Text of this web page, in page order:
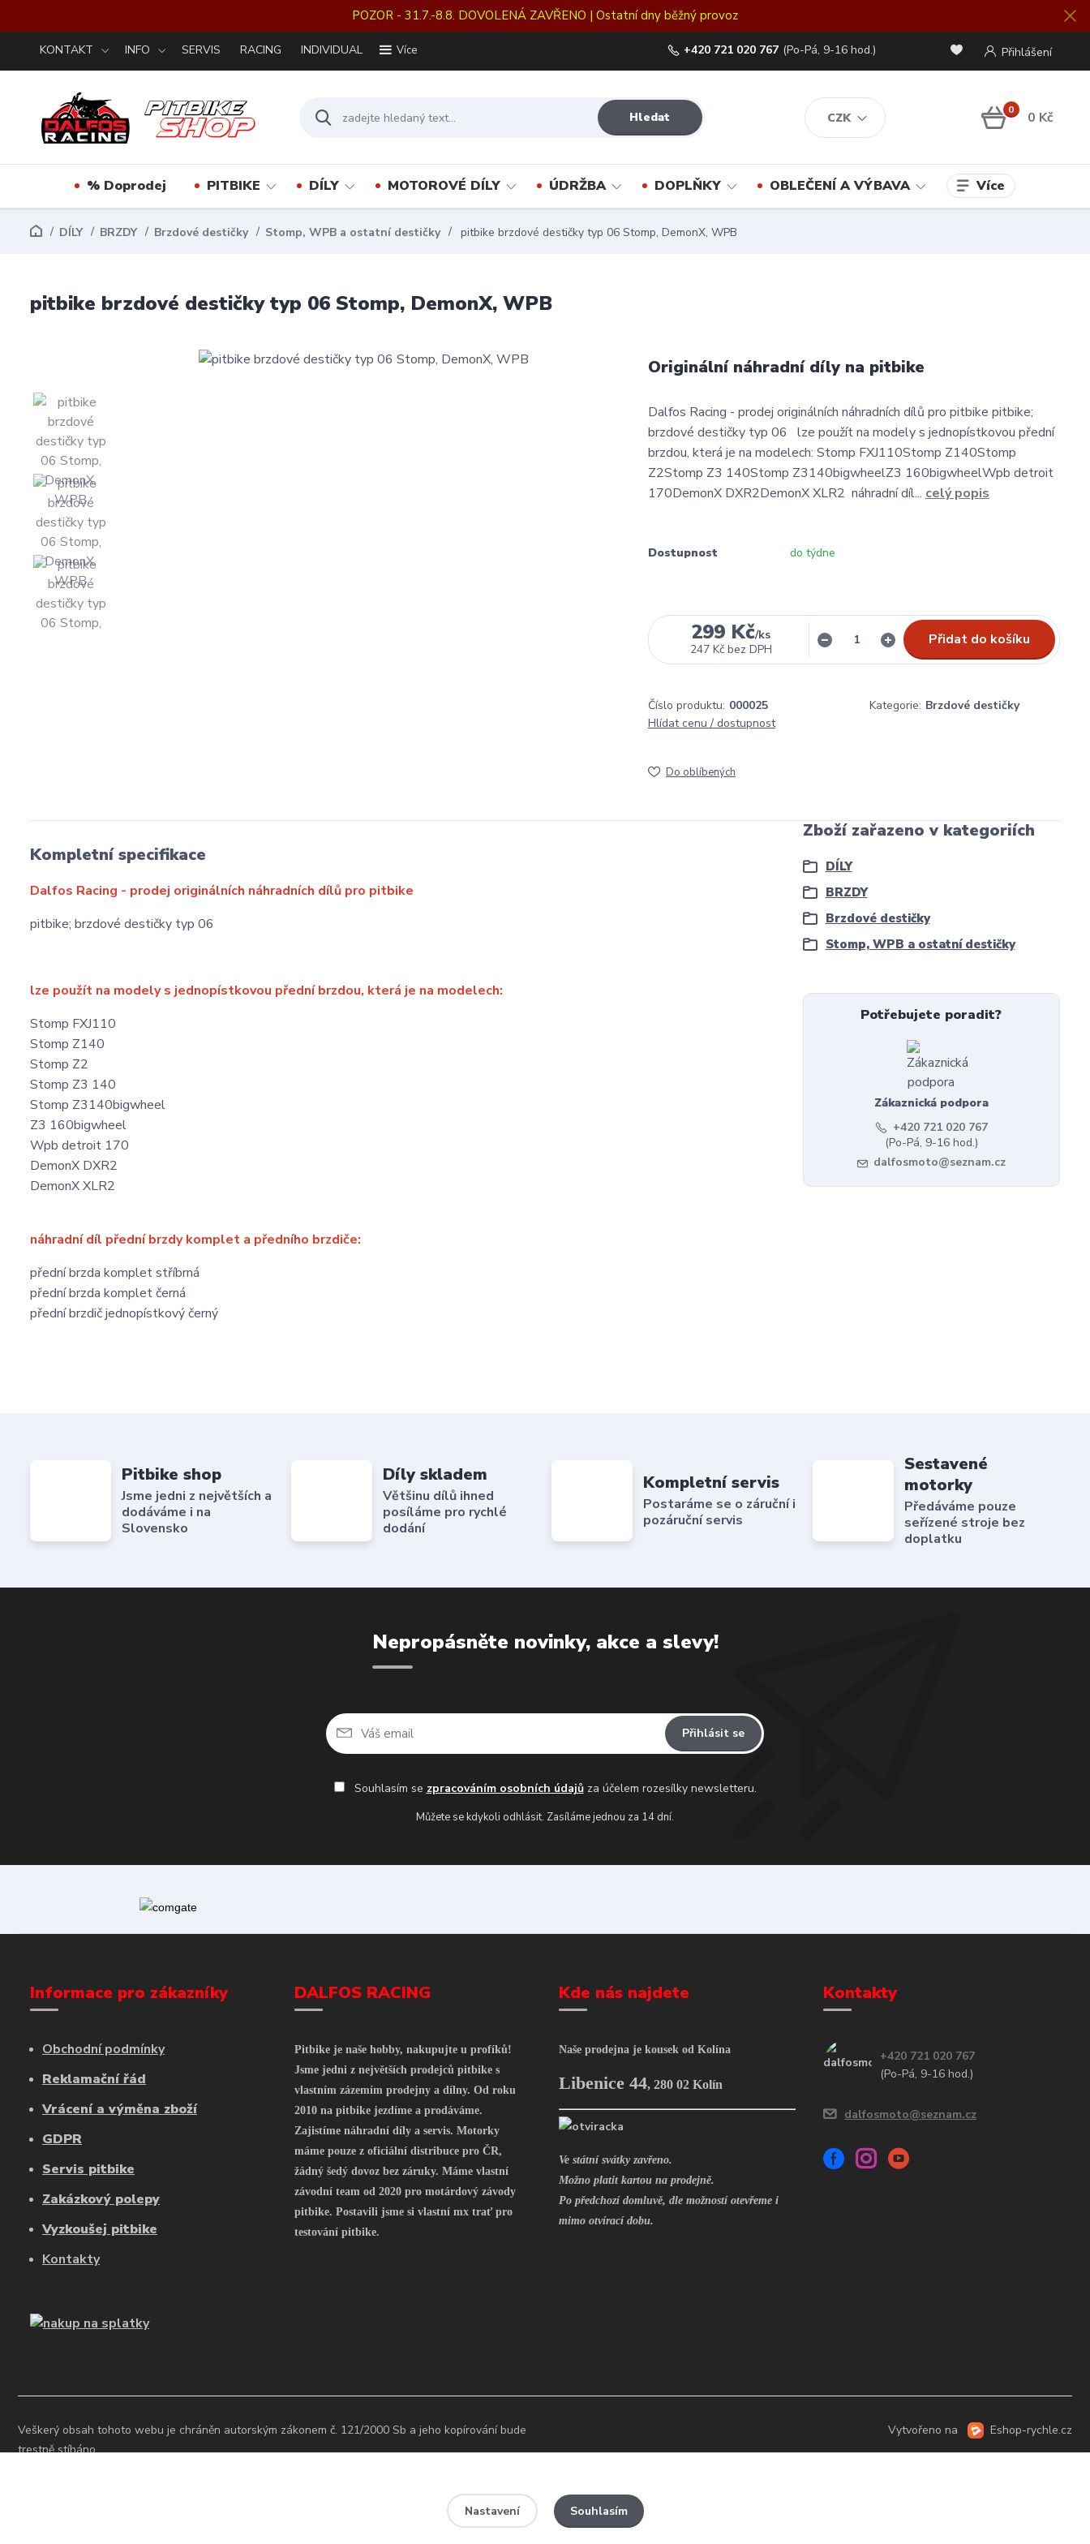
POZOR - 31.7.-8.8. DOVOLENÁ ZAVŘENO | Ostatní dny běžný provoz
KONTAKT INFO SERVIS RACING INDIVIDUAL Více
CZK
Přihlášení
Hledat
+420 721 020 767 (Po-Pá, 9-16 hod.)
0 0 Kč
% Doprodej PITBIKE DÍLY MOTOROVÉ DÍLY ÚDRŽBA DOPLŇKY OBLEČENÍ A VÝBAVA Více
DÍLY BRZDY Brzdové destičky Stomp, WPB a ostatní destičky pitbike brzdové destičky typ 06 Stomp, DemonX, WPB
pitbike brzdové destičky typ 06 Stomp, DemonX, WPB
Originální náhradní díly na pitbike
Dalfos Racing - prodej originálních náhradních dílů pro pitbike pitbike;
brzdové destičky typ 06 lze použít na modely s jednopístkovou přední
brzdou, která je na modelech: Stomp FXJ110Stomp Z140Stomp
Z2Stomp Z3 140Stomp Z3140bigwheelZ3 160bigwheelWpb detroit
170DemonX DXR2DemonX XLR2 náhradní díl... celý popis
Dostupnost do týdne
299 Kč/ks
247 Kč bez DPH
Přidat do košíku
Číslo produktu: 000025 Kategorie: Brzdové destičky
Hlídat cenu / dostupnost
Do oblíbených
Kompletní specifikace
Dalfos Racing - prodej originálních náhradních dílů pro pitbike
pitbike; brzdové destičky typ 06
lze použít na modely s jednopístkovou přední brzdou, která je na modelech:
Stomp FXJ110
Stomp Z140
Stomp Z2
Stomp Z3 140
Stomp Z3140bigwheel
Z3 160bigwheel
Wpb detroit 170
DemonX DXR2
DemonX XLR2
náhradní díl přední brzdy komplet a předního brzdiče:
přední brzda komplet stříbrná
přední brzda komplet černá
přední brzdič jednopístkový černý
Zboží zařazeno v kategoriích
DÍLY
BRZDY
Brzdové destičky
Stomp, WPB a ostatní destičky
Potřebujete poradit?
Zákaznická podpora
+420 721 020 767
(Po-Pá, 9-16 hod.)
dalfosmoto@seznam.cz
Pitbike shop
Jsme jedni z největších a
dodáváme i na
Slovensko
Díly skladem
Většinu dílů ihned
posíláme pro rychlé
dodání
Kompletní servis
Postaráme se o záruční i
pozáruční servis
Sestavené
motorky
Předáváme pouze
seřízené stroje bez
doplatku
Nepropásněte novinky, akce a slevy!
Přihlásit se
Souhlasím se zpracováním osobních údajůza účelem rozesílky newsletteru.
Můžete se kdykoli odhlásit. Zasíláme jednou za 14 dní.
Informace pro zákazníky
Obchodní podmínky
Reklamační řád
Vrácení a výměna zboží
GDPR
Servis pitbike
Zakázkový polepy
Vyzkoušej pitbike
Kontakty
DALFOS RACING
Pitbike je naše hobby, nakupujte u profíků!
Jsme jedni z největších prodejců pitbike s
vlastním zázemím prodejny a dílny. Od roku
2010 na pitbike jezdíme a prodáváme.
Zajistíme náhradní díly a servis. Motorky
máme pouze z oficiální distribuce pro ČR,
žádný šedý dovoz bez záruky. Máme vlastní
závodní team od 2020 pro motárdový závody
pitbike. Postavili jsme si vlastní mx trať pro
testování pitbike.
Kde nás najdete
Naše prodejna je kousek od Kolína
Libenice 44, 280 02 Kolín
Ve státní svátky zavřeno.
Možno platit kartou na prodejně.
Po předchozí domluvě, dle možností otevřeme i
mimo otvírací dobu.
Kontakty
+420 721 020 767
(Po-Pá, 9-16 hod.)
dalfosmoto@seznam.cz
Veškerý obsah tohoto webu je chráněn autorským zákonem č. 121/2000 Sb a jeho kopírování bude
trestně stíháno.
Vytvořeno na Eshop-rychle.cz
Nastavení Souhlasím